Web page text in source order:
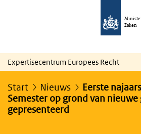
Zaken
Expertisecentrum Europees Recht
Start Nieuws
Eerste
Semester op grond van
gepresenteerd